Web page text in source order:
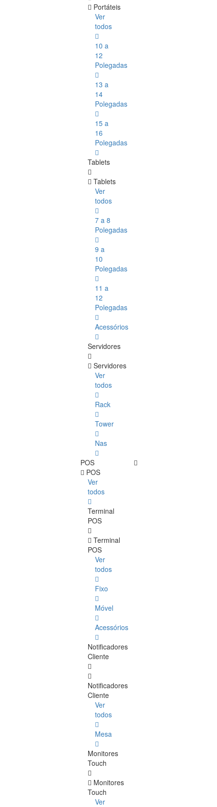
Portáteis
Ver
todos
10 a
12
Polegadas
13 a
14
Polegadas
15 a
16
Polegadas
Tablets
Tablets
Ver
todos
7 a 8
Polegadas
9 a
10
Polegadas
11 a
12
Polegadas
Acessórios
Servidores
Servidores
Ver
todos
Rack
Tower
Nas
POS
POS
Ver
todos
Terminal
POS
Terminal
POS
Ver
todos
Fixo
Móvel
Acessórios
Notificadores
Cliente
Notificadores
Cliente
Ver
todos
Mesa
Monitores
Touch
Monitores
Touch
Ver